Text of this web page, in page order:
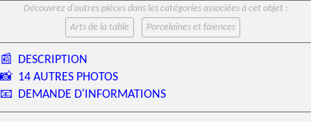
Découvrez d’autres pièces dans les catégories associées à cet objet :
Arts de la table
Porcelaines et faïences
📰 DESCRIPTION
📸 14 AUTRES PHOTOS
📧 DEMANDE D'INFORMATIONS